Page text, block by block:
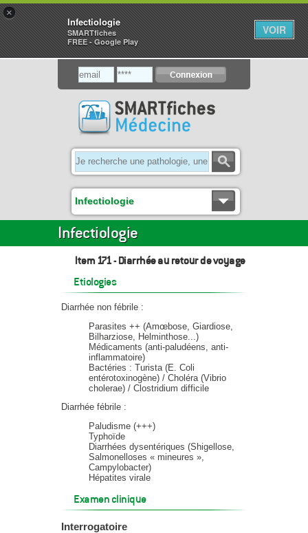
Infectiologie
Infectiologie
Item 171 - Diarrhée au retour de voyage
Etiologies
Diarrhée non fébrile :
Parasites ++ (Amœbose, Giardiose,
Bilharziose, Helminthose...)
Médicaments (anti-paludéens, anti-
inflammatoire)
Bactéries : Turista (E. Coli
entérotoxinogène) / Choléra (Vibrio
cholerae) / Clostridium difficile
Diarrhée fébrile :
Paludisme (+++)
Typhoïde
Diarrhées dysentériques (Shigellose,
Salmonelloses « mineures »,
Campylobacter)
Hépatites virale
Examen clinique
Interrogatoire
×
Infectiologie
SMARTfiches
FREE - Google Play
VOIR